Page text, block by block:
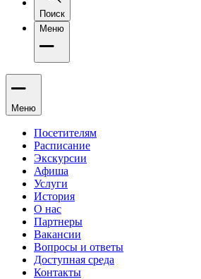
Поиск
Меню
Меню
Посетителям
Расписание
Экскурсии
Афиша
Услуги
История
О нас
Партнеры
Вакансии
Вопросы и ответы
Доступная среда
Контакты